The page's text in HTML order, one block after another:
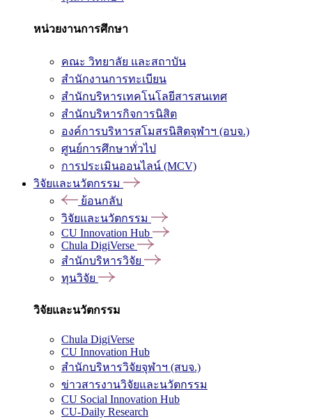
หน่วยงานการศึกษา
คณะ วิทยาลัย และสถาบัน
สำนักงานการทะเบียน
สำนักบริหารเทคโนโลยีสารสนเทศ
สำนักบริหารกิจการนิสิต
องค์การบริหารสโมสรนิสิตจุฬาฯ (อบจ.)
ศูนย์การศึกษาทั่วไป
การประเมินออนไลน์ (MCV)
วิจัยและนวัตกรรม
ย้อนกลับ
วิจัยและนวัตกรรม
CU Innovation Hub
Chula DigiVerse
สำนักบริหารวิจัย
ทุนวิจัย
วิจัยและนวัตกรรม
Chula DigiVerse
CU Innovation Hub
สำนักบริหารวิจัยจุฬาฯ (สบจ.)
ข่าวสารงานวิจัยและนวัตกรรม
CU Social Innovation Hub
CU-Daily Research